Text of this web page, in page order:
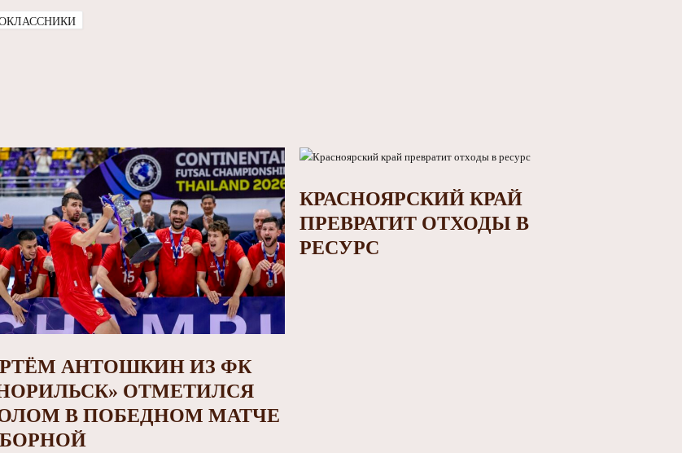
АНТОШКИН ИЗ ФК
ОТМЕТИЛСЯ
В ПОБЕДНОМ МАТЧЕ
КРАСНОЯРСКИЙ КРАЙ
ПРЕВРАТИТ ОТХОДЫ В
РЕСУРС